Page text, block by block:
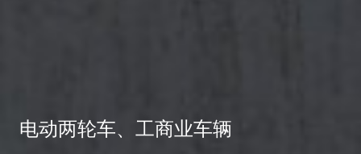
电动两轮车、工商业车辆